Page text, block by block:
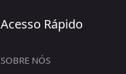
Acesso Rápido
SOBRE NÓS